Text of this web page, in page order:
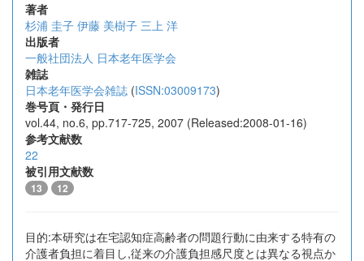
著者
杉浦 圭子 伊藤 美樹子 三上 洋
出版者
一般社団法人 日本老年医学会
雑誌
日本老年医学会雑誌 (ISSN:03009173)
巻号頁・発行日
vol.44, no.6, pp.717-725, 2007 (Released:2008-01-16)
参考文献数
22
被引用文献数
13 12
目的:本研究は在宅認知症高齢者の問題行動に由来する特有の
介護者負担に着目し,従来の介護負担感尺度とは異なる視点か